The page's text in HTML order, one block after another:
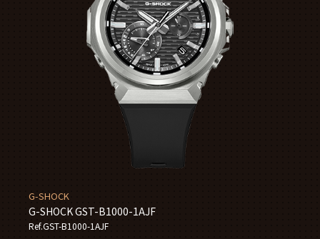
G-SHOCK
G-SHOCK GST-B1000-1AJF
Ref.GST-B1000-1AJF